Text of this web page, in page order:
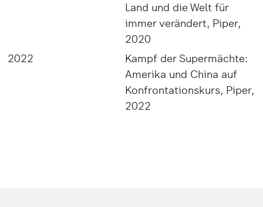
Land und die Welt für
immer verändert, Piper,
2020
2022
Kampf der Supermächte:
Amerika und China auf
Konfrontationskurs, Piper,
2022